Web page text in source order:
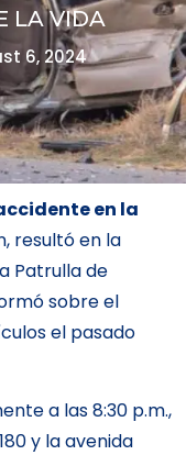
LA VIDA
6, 2024
en la
resultó en la
Patrulla de
sobre el
el pasado
a las 8:30 p.m.,
y la avenida